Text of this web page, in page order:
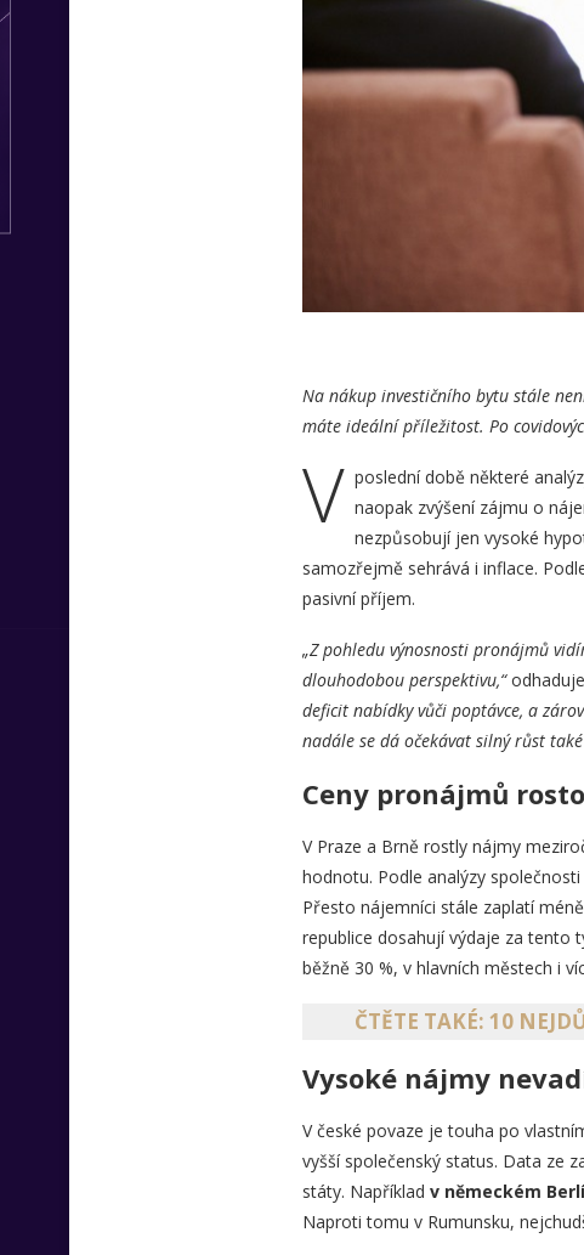
Na nákup investičního bytu stále
máte ideální příležitost. Po
V poslední době některé
naopak zvýšení zájmu o
nezpůsobují jen vysoké
samozřejmě sehrává i inflace.
pasivní příjem.
„Z pohledu výnosnosti pronájmů
dlouhodobou perspektivu,“odhaduje
deficit nabídky vůči poptávce, a
nadále se dá očekávat silný růst
Ceny pronájmů
V Praze a Brně rostly nájmy
hodnotu. Podle analýzy
Přesto nájemníci stále zaplatí
republice dosahují výdaje za tento
běžně 30 %, v hlavních městech i
ČTĚTE TAKÉ: 10
Vysoké nájmy
V české povaze je touha po
vyšší společenský status. Data ze
státy. Například v německém
Naproti tomu v Rumunsku,